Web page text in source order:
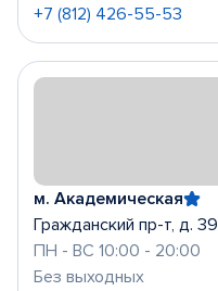
+7 (812) 426-55-53
м. Академическая
Гражданский пр-т, д. 39
ПН - ВС 10:00 - 20:00
Без выходных